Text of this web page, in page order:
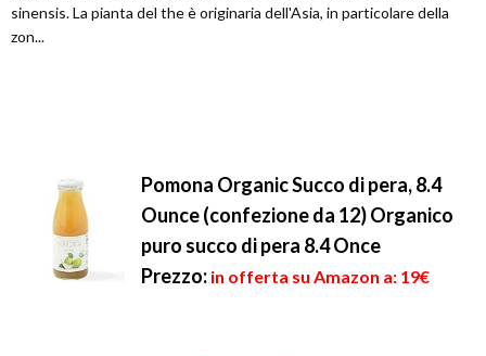
sinensis. La pianta del the è originaria dell'Asia, in particolare della
zon...
Pomona Organic Succo di pera, 8.4
Ounce (confezione da 12) Organico
puro succo di pera 8.4 Once
Prezzo: in offerta su Amazon a: 19€